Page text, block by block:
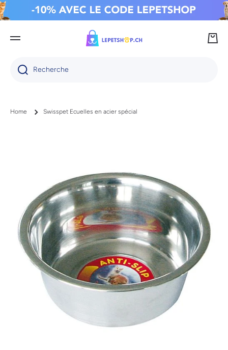
IGNORER ET PASSER AU CONTENU
Recherche
Home Swisspet Ecuelles en acier spécial